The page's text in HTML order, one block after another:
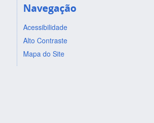
Navegação
Acessibilidade
Alto Contraste
Mapa do Site